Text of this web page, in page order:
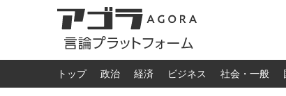
トップ 政治 経済 ビジネス 社会・一般